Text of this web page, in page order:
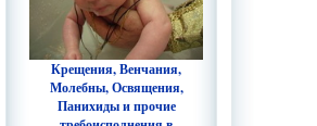
Крещения, Венчания,
Молебны, Освящения,
Панихиды и прочие